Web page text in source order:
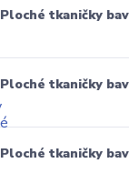
Ploché tkaničky
Ploché tkaničky
Ploché tkaničky